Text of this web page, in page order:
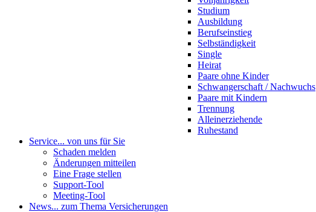
Studium
Ausbildung
Berufseinstieg
Selbständigkeit
Single
Heirat
Paare ohne Kinder
Schwangerschaft / Nachwuchs
Paare mit Kindern
Trennung
Alleinerziehende
Ruhestand
Service... von uns für Sie
Schaden melden
Änderungen mitteilen
Eine Frage stellen
Support-Tool
Meeting-Tool
News... zum Thema Versicherungen